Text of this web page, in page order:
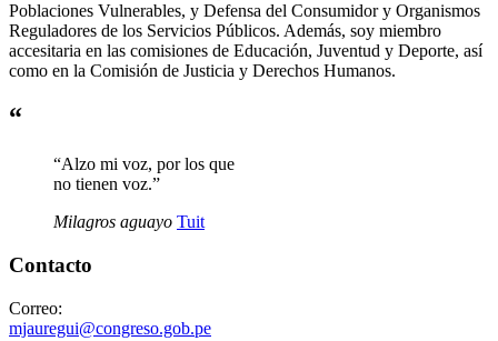
Poblaciones Vulnerables, y Defensa del Consumidor y Organismos
Reguladores de los Servicios Públicos. Además, soy miembro
accesitaria en las comisiones de Educación, Juventud y Deporte, así
como en la Comisión de Justicia y Derechos Humanos.
“
“Alzo mi voz, por los que
no tienen voz.”
Milagros aguayo Tuit
Contacto
Correo:
mjauregui@congreso.gob.pe